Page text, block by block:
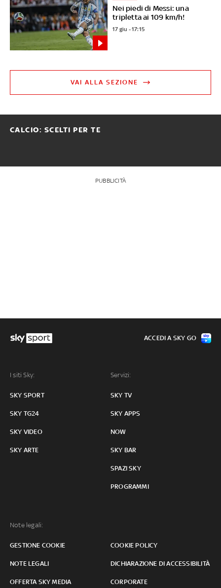
Nei piedi di Messi: una
tripletta ai 109 km/h!
17 giu - 17:15
VAI ALLA SEZIONE
CALCIO: SCELTI PER TE
PUBBLICITÀ
I siti Sky:
SKY SPORT
SKY TG24
SKY VIDEO
SKY ARTE
Servizi:
SKY TV
SKY APPS
NOW
SKY BAR
SPAZI SKY
PROGRAMMI
Note legali:
GESTIONE COOKIE COOKIE POLICY
NOTE LEGALI DICHIARAZIONE DI ACCESSIBILITÀ
OFFERTA SKY MEDIA CORPORATE
ACCEDI A SKY GO